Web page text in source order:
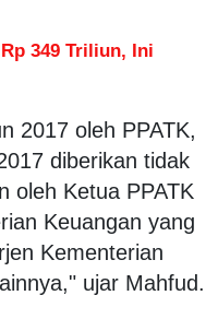
349 Triliun, Ini
2017 oleh PPATK,
diberikan tidak
oleh Ketua PPATK
Keuangan yang
Kementerian
ujar Mahfud.